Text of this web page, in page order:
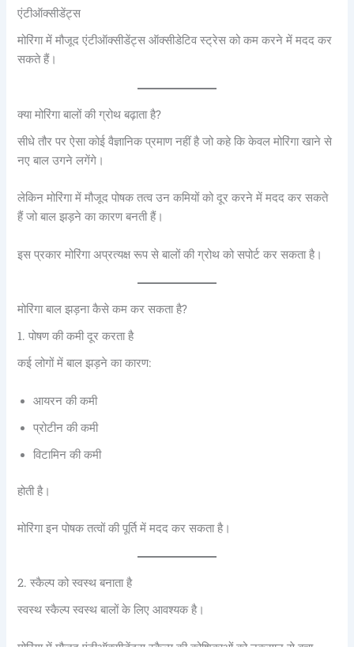
एंटीऑक्सीडेंट्स
मोरिंगा में मौजूद एंटीऑक्सीडेंट्स ऑक्सीडेटिव स्ट्रेस को कम करने में मदद कर
सकते हैं।
क्या मोरिंगा बालों की ग्रोथ बढ़ाता है?
सीधे तौर पर ऐसा कोई वैज्ञानिक प्रमाण नहीं है जो कहे कि केवल मोरिंगा खाने से
नए बाल उगने लगेंगे।
लेकिन मोरिंगा में मौजूद पोषक तत्व उन कमियों को दूर करने में मदद कर सकते
हैं जो बाल झड़ने का कारण बनती हैं।
इस प्रकार मोरिंगा अप्रत्यक्ष रूप से बालों की ग्रोथ को सपोर्ट कर सकता है।
मोरिंगा बाल झड़ना कैसे कम कर सकता है?
1. पोषण की कमी दूर करता है
कई लोगों में बाल झड़ने का कारण:
आयरन की कमी
प्रोटीन की कमी
विटामिन की कमी
होती है।
मोरिंगा इन पोषक तत्वों की पूर्ति में मदद कर सकता है।
2. स्कैल्प को स्वस्थ बनाता है
स्वस्थ स्कैल्प स्वस्थ बालों के लिए आवश्यक है।